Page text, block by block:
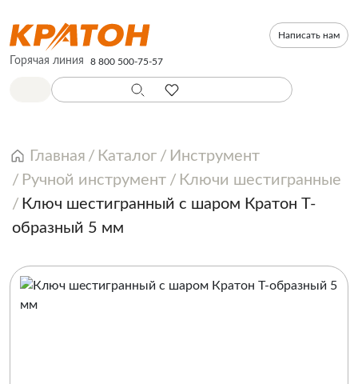
Написать нам
Горячая линия 8 800 500-75-57
Главная Каталог
Инструмент
Ручной инструмент
Ключи шестигранные
Ключ шестигранный с шаром Кратон Т-
образный 5 мм